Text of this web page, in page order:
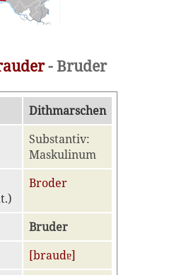
- Bruder
Dithmarschen
Substantiv:
Maskulinum
Broder
Bruder
[braudɐ]